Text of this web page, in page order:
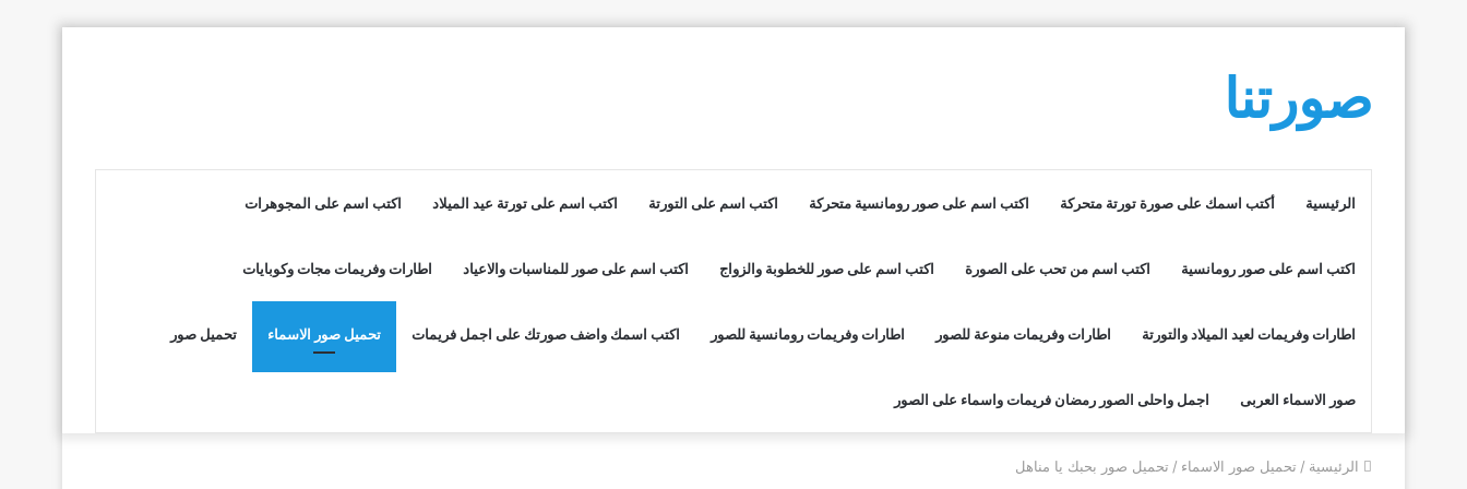
صورتنا
الرئيسية أكتب اسمك على صورة تورتة متحركة اكتب اسم على صور رومانسية متحركة اكتب اسم على التورتة اكتب اسم على تورتة عيد الميلاد اكتب اسم على المجوهرات
اكتب اسم على صور رومانسية اكتب اسم من تحب على الصورة اكتب اسم على صور للخطوبة والزواج اكتب اسم على صور للمناسبات والاعياد اطارات وفريمات مجات وكوبايات
اطارات وفريمات لعيد الميلاد والتورتة اطارات وفريمات منوعة للصور اطارات وفريمات رومانسية للصور اكتب اسمك واضف صورتك على اجمل فريمات تحميل صور الاسماء تحميل صور
صور الاسماء العربى اجمل واحلى الصور رمضان فريمات واسماء على الصور
الرئيسية / تحميل صور الاسماء / تحميل صور بحبك يا مناهل